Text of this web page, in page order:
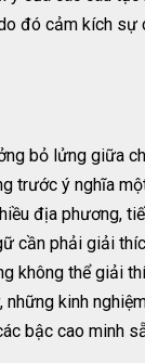
đó cảm kích sự
bỏ lửng giữa
trước ý nghĩa
địa phương,
cần phải giải
không thể giải
kinh
bậc cao minh